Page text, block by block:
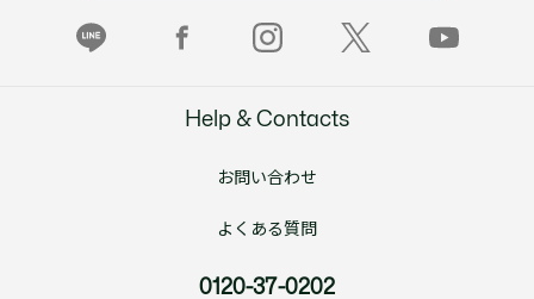
Help & Contacts
お問い合わせ
よくある質問
0120-37-0202